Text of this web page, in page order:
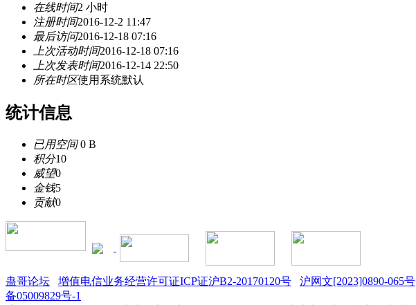
在线时间2 小时
注册时间2016-12-2 11:47
最后访问2016-12-18 07:16
上次活动时间2016-12-18 07:16
上次发表时间2016-12-14 22:50
所在时区使用系统默认
统计信息
已用空间0 B
积分10
威望0
金钱5
贡献0
蛊哥论坛 增值电信业务经营许可证ICP证沪B2-20170120号 沪网文[2023]0890-065号
备05009829号-1